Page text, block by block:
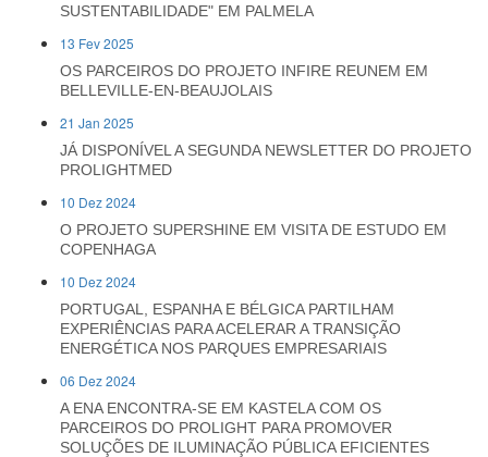
SUSTENTABILIDADE" EM PALMELA
13 Fev 2025
OS PARCEIROS DO PROJETO INFIRE REUNEM EM
BELLEVILLE-EN-BEAUJOLAIS
21 Jan 2025
JÁ DISPONÍVEL A SEGUNDA NEWSLETTER DO PROJETO
PROLIGHTMED
10 Dez 2024
O PROJETO SUPERSHINE EM VISITA DE ESTUDO EM
COPENHAGA
10 Dez 2024
PORTUGAL, ESPANHA E BÉLGICA PARTILHAM
EXPERIÊNCIAS PARA ACELERAR A TRANSIÇÃO
ENERGÉTICA NOS PARQUES EMPRESARIAIS
06 Dez 2024
A ENA ENCONTRA-SE EM KASTELA COM OS
PARCEIROS DO PROLIGHT PARA PROMOVER
SOLUÇÕES DE ILUMINAÇÃO PÚBLICA EFICIENTES